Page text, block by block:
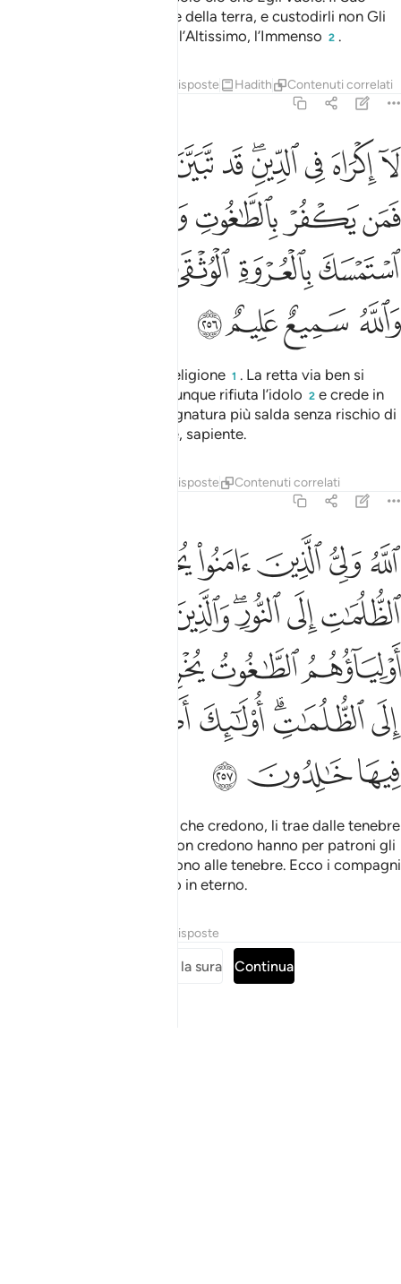
Trono è più vasto dei cieli e della terra, e custodirli non Gli
costa sforzo alcuno. Egli è l’Altissimo, l’Immenso 2 .
Risposte Hadith Contenuti correlati
لا اكراه في الدين قد تبين الرشد من الغي فمن يكفر بالطاغوت ويومن
لَآ إِكْرَاهَ فِى ٱلدِّينِ ۖ قَد تَّبَيَّنَ ٱلرُّشْدُ مِنَ ٱلْغَىِّ ۚ فَمَن يَكْفُرْ بِٱلطَّـٰغُوتِ
ﳎﳏﳐﳑﳒﳓﳔ
ﳙﳚﳛﳜ
ﳟﳠﳡ
ﳦ ﳧﳨﳩ
Non c’è costrizione nella religione 1 . La retta via ben si
distingue dall’errore. Chi dunque rifiuta l’idolo 2 e crede in
Allah, si aggrappa all’impugnatura più salda senza rischio di
cedimenti. Allah è audiente, sapiente.
Risposte Contenuti correlati
الله ولي الذين امنوا يخرجهم من الظلمات الى النور والذين كفروا
ٱللَّهُ وَلِىُّ ٱلَّذِينَ ءَامَنُوا۟ يُخْرِجُهُم مِّنَ ٱلظُّلُمَـٰتِ إِلَى ٱلنُّورِ ۖ وَٱلَّذِينَ كَفَرُوٓا۟
ﱁﱂﱃﱄﱅ
ﱇﱈﱉﱊﱋ
ﱍﱎﱏ
ﱒﱓﱔﱕﱖ
ﱚﱛ ﱜ
Allah è il patrono di coloro che credono, li trae dalle tenebre
verso la luce. Coloro che non credono hanno per patroni gli
idoli che dalla luce li traggono alle tenebre. Ecco i compagni
del Fuoco in cui rimarranno in eterno.
Risposte
Leggi tutta la sura Continua